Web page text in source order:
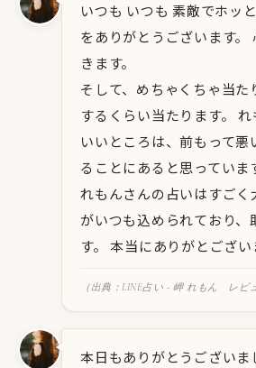
いつも いつも 素敵でホッ
をありがとうございます。
きます。
そして、めちゃくちゃ当た
するくらい当たります。
いいところは、前もって悪
ることにあると思っていま
れもんさんの占いはすごく
がいつも込められており、
す。 本当にありがとござい
（出典：LINE占い - 岬 れもん レビ
本日もありがとうございま